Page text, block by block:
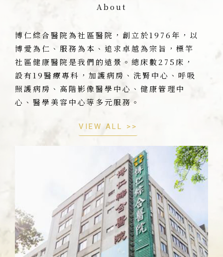
About
博仁綜合醫院為社區醫院，創立於1976年，以
博愛為仁、服務為本、追求卓越為宗旨，標竿
社區健康醫院是我們的遠景。總床數275床，
設有19醫療專科，加護病房、洗腎中心、呼吸
照護病房、高階影像醫學中心、健康管理中
心、醫學美容中心等多元服務。
VIEW ALL >>